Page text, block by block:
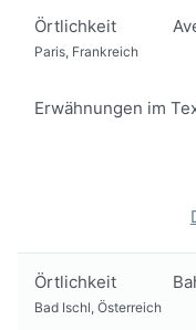
Örtlichkeit
Paris, Frankreich
Erwähnungen im
Örtlichkeit
Bad Ischl, Österreich